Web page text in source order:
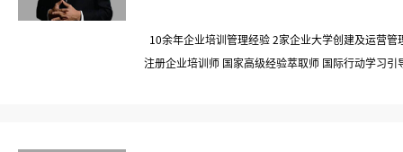
10余年企业培训管理经验 2家企业大学创建及运营管
注册企业培训师 国家高级经验萃取师 国际行动学习引